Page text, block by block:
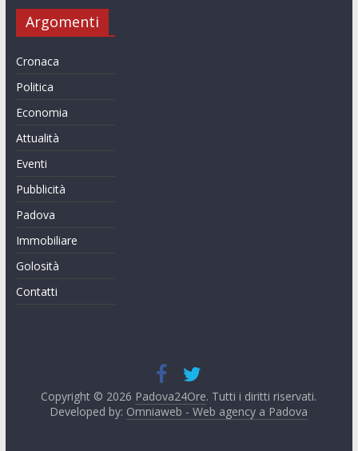
Argomenti
Cronaca
Politica
Economia
Attualità
Eventi
Pubblicità
Padova
Immobiliare
Golosità
Contatti
Copyright © 2026 Padova24Ore. Tutti i diritti riservati.
Developed by: Omniaweb - Web agency a Padova